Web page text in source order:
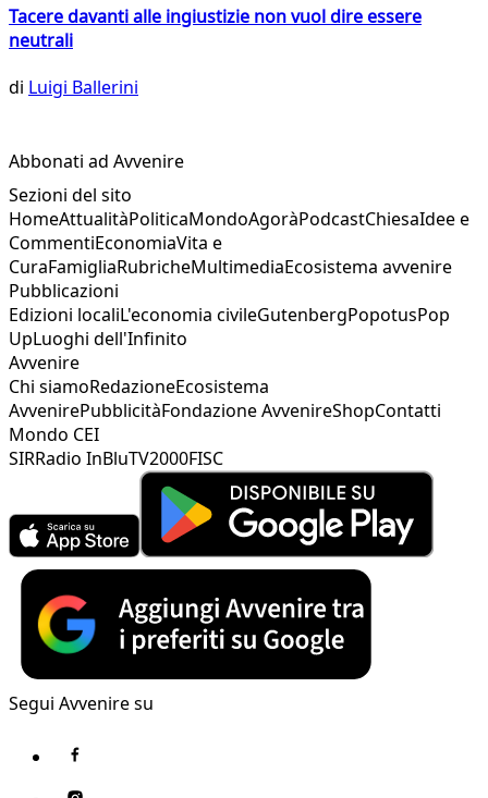
Tacere davanti alle ingiustizie non vuol dire essere
neutrali
di Luigi Ballerini
Abbonati ad Avvenire
Sezioni del sito
HomeAttualitàPoliticaMondoAgoràPodcastChiesaIdee e
CommentiEconomiaVita e
CuraFamigliaRubricheMultimediaEcosistema avvenire
Pubblicazioni
Edizioni localiL'economia civileGutenbergPopotusPop
UpLuoghi dell'Infinito
Avvenire
Chi siamoRedazioneEcosistema
AvvenirePubblicitàFondazione AvvenireShopContatti
Mondo CEI
SIRRadio InBluTV2000FISC
Segui Avvenire su